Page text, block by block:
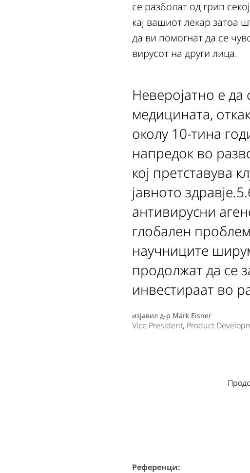
се разболат од грип
кај вашиот лекар затоа
да ви помогнат да се
вирусот на други лица.
Неверојатно е да
медицината,
околу 10-тина
напредок во
кој претставува
јавното
антивирусни
глобален
научниците
продолжат да се
инвестираат во
изјавил д-р Mark Eisner
Vice President, Product
Референци: